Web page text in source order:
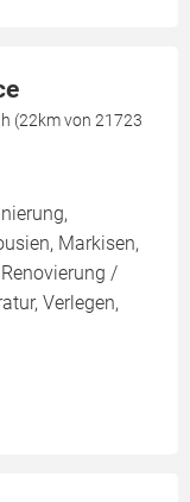
(22km von 21723
Markisen,
/
Verlegen,